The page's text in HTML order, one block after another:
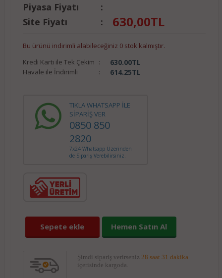
Piyasa Fiyatı
:
Site Fiyatı
: 630,00TL
Bu ürünü indirimli alabileceğiniz 0 stok kalmıştır.
Kredi Kartı ile Tek Çekim : 630.00TL
Havale ile İndirimli : 614.25TL
TIKLA WHATSAPP İLE
SİPARİŞ VER
0850 850
2820
7x24 Whatsapp Üzerinden
de Sipariş Verebilirsiniz.
Sepete ekle Hemen Satın Al
Şimdi sipariş verirseniz 28 saat 31 dakika
içerisinde kargoda.